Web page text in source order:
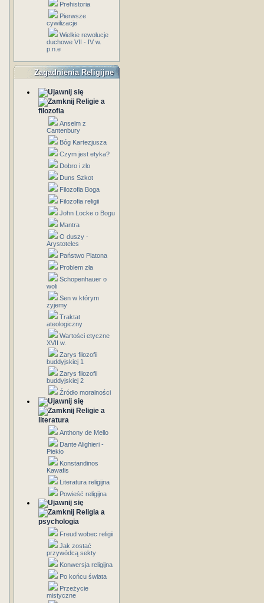
Prehistoria
Pierwsze
cywilizacje
Wielkie rewolucje
duchowe VII - IV w.
p.n.e
Zagadnienia Religijne
Religie a
filozofia
Anselm z
Cantenbury
Bóg Kartezjusza
Czym jest etyka?
Dobro i zlo
Duns Szkot
Filozofia Boga
Filozofia religii
John Locke o Bogu
Mantra
O duszy -
Arystoteles
Państwo Platona
Problem zła
Schopenhauer o
woli
Sen w którym
żyjemy
Traktat
ateologiczny
Wartości etyczne
XVII w.
Zarys filozofii
buddyjskiej 1
Zarys filozofii
buddyjskiej 2
Źródło moralności
Religie a
literatura
Anthony de Mello
Dante Alighieri -
Piekło
Konstandinos
Kawafis
Literatura religijna
Powieść religijna
Religia a
psychologia
Freud wobec religii
Jak zostać
przywódcą sekty
Konwersja religijna
Po końcu świata
Przeżycie
mistyczne